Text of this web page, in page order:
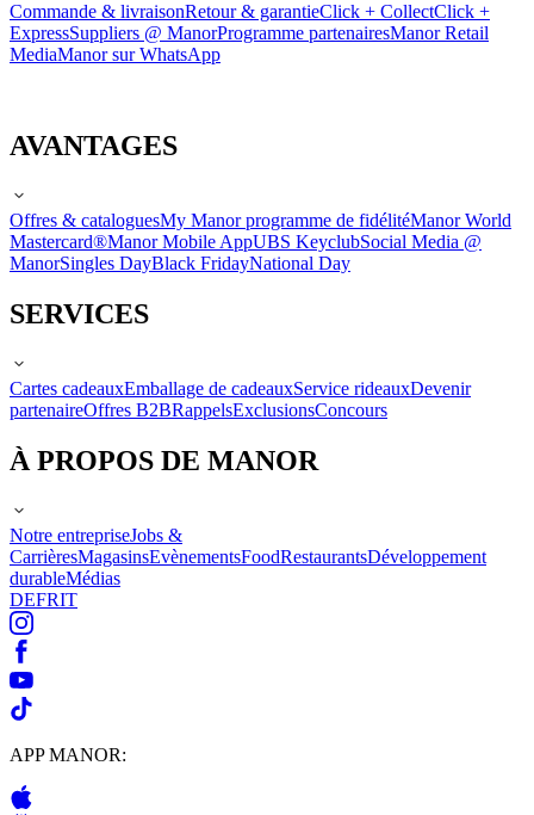
Commande & livraisonRetour & garantieClick + CollectClick +
ExpressSuppliers @ ManorProgramme partenairesManor Retail
MediaManor sur WhatsApp
AVANTAGES
Offres & cataloguesMy Manor programme de fidélitéManor World
Mastercard®Manor Mobile AppUBS KeyclubSocial Media @
ManorSingles DayBlack FridayNational Day
SERVICES
Cartes cadeauxEmballage de cadeauxService rideauxDevenir
partenaireOffres B2BRappelsExclusionsConcours
À PROPOS DE MANOR
Notre entrepriseJobs &
CarrièresMagasinsEvènementsFoodRestaurantsDéveloppement
durableMédias
DEFRIT
APP MANOR: